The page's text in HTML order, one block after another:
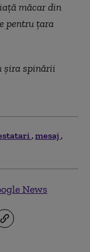
măcar din
pentru țara
șira spinării
mesaj
News